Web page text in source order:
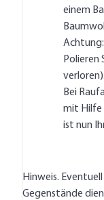
einem
Polieren
verloren).
Bei
mit Hilfe
ist nun
Hinweis.
Gegenstände